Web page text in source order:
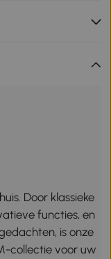
Door klassieke
functies, en
is onze
collectie voor uw